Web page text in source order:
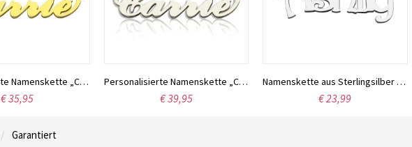
Personalisierte Namenskette „Carrie“, 18 Karat vergoldet
€ 35,95
Personalisierte Namenskette „Carrie“ aus Sterlingsilber
€ 39,95
Namenskette aus Sterlingsilber mit der Schriftart Harrington
€ 23,99
Garantiert